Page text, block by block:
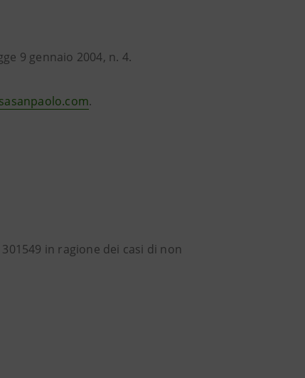
9 gennaio 2004, n. 4.
.
in ragione dei casi di non